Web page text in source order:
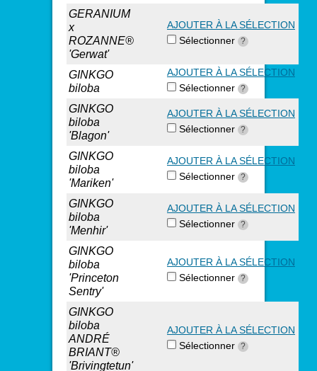
GERANIUM
x
ROZANNE®
'Gerwat'
AJOUTER À LA SÉLECTION
Sélectionner ?
GINKGO
biloba
AJOUTER À LA SÉLECTION
Sélectionner ?
GINKGO
biloba
'Blagon'
AJOUTER À LA SÉLECTION
Sélectionner ?
GINKGO
biloba
'Mariken'
AJOUTER À LA SÉLECTION
Sélectionner ?
GINKGO
biloba
'Menhir'
AJOUTER À LA SÉLECTION
Sélectionner ?
GINKGO
biloba
'Princeton
Sentry'
AJOUTER À LA SÉLECTION
Sélectionner ?
GINKGO
biloba
ANDRÉ
BRIANT®
'Brivingtetun'
AJOUTER À LA SÉLECTION
Sélectionner ?